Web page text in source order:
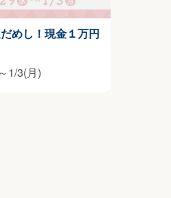
めし！現金１万円
1/3(月)